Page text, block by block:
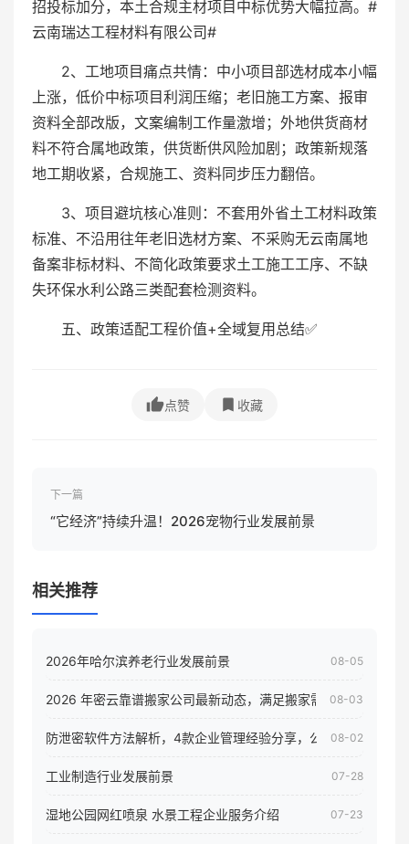
招投标加分，本土合规主材项目中标优势大幅拉高。#
云南瑞达工程材料有限公司#
2、工地项目痛点共情：中小项目部选材成本小幅
上涨，低价中标项目利润压缩；老旧施工方案、报审
资料全部改版，文案编制工作量激增；外地供货商材
料不符合属地政策，供货断供风险加剧；政策新规落
地工期收紧，合规施工、资料同步压力翻倍。
3、项目避坑核心准则：不套用外省土工材料政策
标准、不沿用往年老旧选材方案、不采购无云南属地
备案非标材料、不简化政策要求土工施工工序、不缺
失环保水利公路三类配套检测资料。
五、政策适配工程价值+全域复用总结✅
点赞 收藏
下一篇
“它经济”持续升温！2026宠物行业发展前景
相关推荐
2026年哈尔滨养老行业发展前景 08-05
2026 年密云靠谱搬家公司最新动态，满足搬家需求！08-03
防泄密软件方法解析，4款企业管理经验分享，公司员工电脑核
08-02
工业制造行业发展前景 07-28
湿地公园网红喷泉 水景工程企业服务介绍 07-23